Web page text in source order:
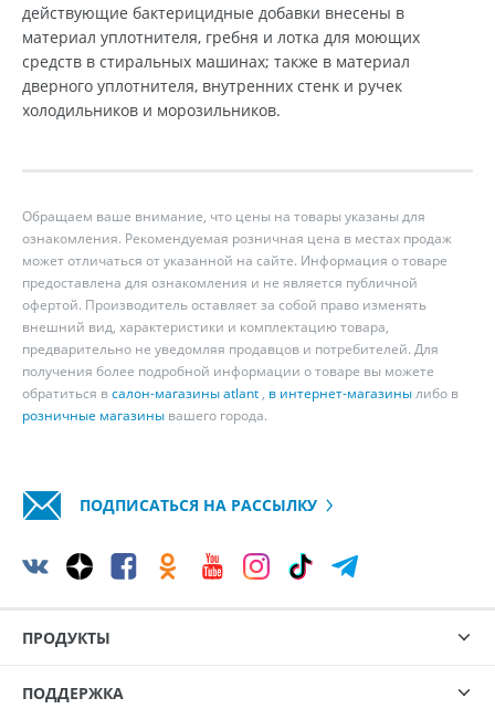
действующие бактерицидные добавки внесены в
материал уплотнителя, гребня и лотка для моющих
средств в стиральных машинах; также в материал
дверного уплотнителя, внутренних стенк и ручек
холодильников и морозильников.
Обращаем ваше внимание, что цены на товары указаны для
ознакомления. Рекомендуемая розничная цена в местах продаж
может отличаться от указанной на сайте. Информация о товаре
предоставлена для ознакомления и не является публичной
офертой. Производитель оставляет за собой право изменять
внешний вид, характеристики и комплектацию товара,
предварительно не уведомляя продавцов и потребителей. Для
получения более подробной информации о товаре вы можете
обратиться всалон-магазины atlant , в интернет-магазинылибо в
розничные магазины вашего города.
ПОДПИСАТЬСЯ НА РАССЫЛКУ
ПРОДУКТЫ
ПОДДЕРЖКА